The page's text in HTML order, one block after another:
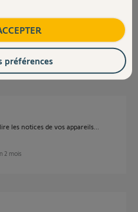
2 mois
les notices de vos appareils...
2 mois
préférences